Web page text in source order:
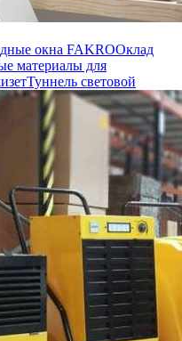
окна FAKROОклад
материалы для
Туннель световой